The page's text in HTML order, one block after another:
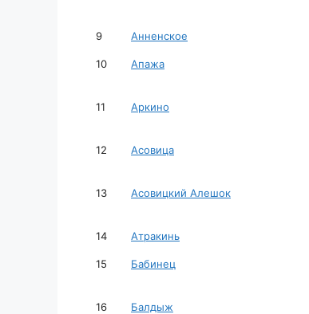
9 Анненское
10 Апажа
11 Аркино
12 Асовица
13 Асовицкий Алешок
14 Атракинь
15 Бабинец
16 Балдыж